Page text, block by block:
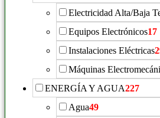
Electricidad Alta/Baja
Equipos Electrónicos17
Instalaciones Eléctricas
Máquinas
ENERGÍA Y AGUA227
Agua49